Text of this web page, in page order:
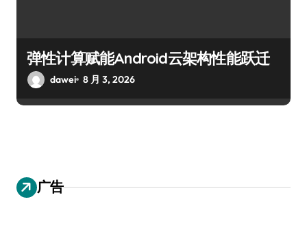
弹性计算赋能Android云架构性能跃迁
dawei 8 月 3, 2026
广告